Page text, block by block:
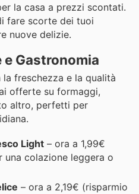
la casa a prezzi scontati.
fare scorte dei tuoi
nuove delizie.
e Gastronomia
freschezza e la qualità
offerte su formaggi,
altro, perfetti per
Light – ora a 1,99€
una colazione leggera o
– ora a 2,19€ (risparmio